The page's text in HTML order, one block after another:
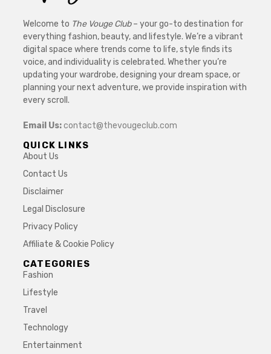
Welcome to The Vouge Club– your go-to destination for
everything fashion, beauty, and lifestyle. We’re a vibrant
digital space where trends come to life, style finds its
voice, and individuality is celebrated. Whether you’re
updating your wardrobe, designing your dream space, or
planning your next adventure, we provide inspiration with
every scroll.
Email Us:contact@thevougeclub.com
QUICK LINKS
About Us
Contact Us
Disclaimer
Legal Disclosure
Privacy Policy
Affiliate & Cookie Policy
CATEGORIES
Fashion
Lifestyle
Travel
Technology
Entertainment